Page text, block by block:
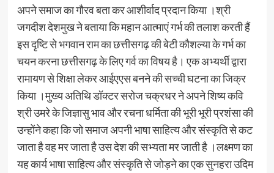
अपने समाज का गौरव बता कर आशीर्वाद प्रदान किया ।श्री
जगदीश देशमुख ने बताया कि महान आत्माएं गर्भ की तलाश करती हैं
इस दृष्टि से भगवान राम का छत्तीसगढ़ की बेटी कौशल्या के गर्भ का
चयन करना छत्तीसगढ़ के लिए गर्व का विषय है। एक अभ्यर्थी द्वारा
रामायण से शिक्षा लेकर आईएएस बनने की सच्ची घटना का जिक्र
किया ।मुख्य अतिथि डॉक्टर सरोज चक्रधर ने अपने शिष्य कवि
श्री उमरे के जिज्ञासु भाव और रचना धर्मिता की भूरी भूरी प्रशंसा की
उन्होंने कहा कि जो समाज अपनी भाषा साहित्य और संस्कृति से कट
जाता है वह मर जाता है उस देश की सभ्यता मर जाती है ।लक्ष्मण का
यह कार्य भाषा साहित्य और संस्कृति से जोड़ने का एक सुनहरा उदिम